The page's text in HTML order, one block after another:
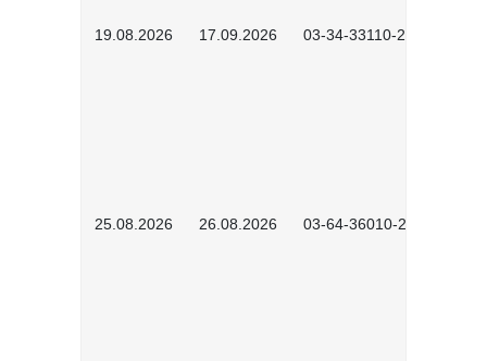
19.08.2026 17.09.2026 03-34-33110-2605
25.08.2026 26.08.2026 03-64-36010-2601